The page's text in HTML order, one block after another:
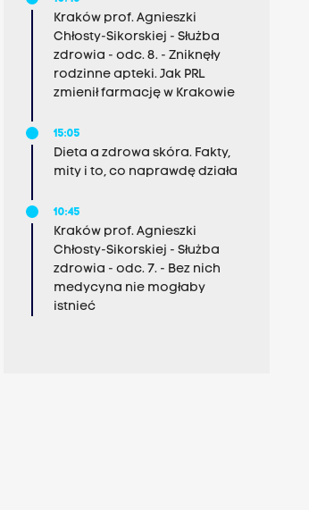
Kraków prof. Agnieszki
Chłosty-Sikorskiej - Służba
zdrowia - odc. 8. - Zniknęły
rodzinne apteki. Jak PRL
zmienił farmację w Krakowie
15:05
Dieta a zdrowa skóra. Fakty,
mity i to, co naprawdę działa
10:45
Kraków prof. Agnieszki
Chłosty-Sikorskiej - Służba
zdrowia - odc. 7. - Bez nich
medycyna nie mogłaby
istnieć